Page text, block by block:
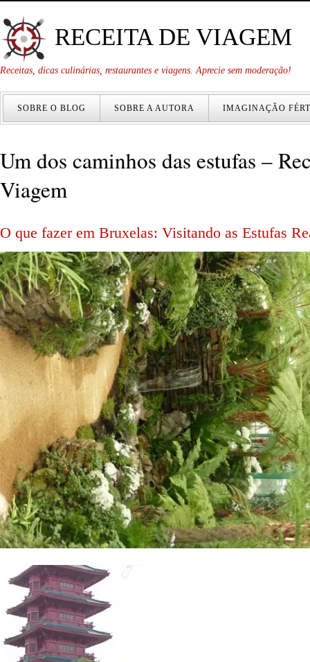
RECEITA DE VIAGEM
Receitas, dicas culinárias, restaurantes e viagens. Aprecie sem moderação!
SOBRE O BLOG SOBRE A AUTORA IMAGINAÇÃO
Um dos caminhos das estufas –
Viagem
O que fazer em Bruxelas: Visitando as Estufas